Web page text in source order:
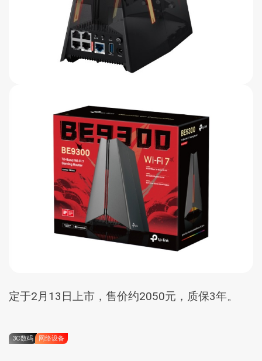
定于2月13日上市，售价约2050元，质保3年。
3C数码 网络设备